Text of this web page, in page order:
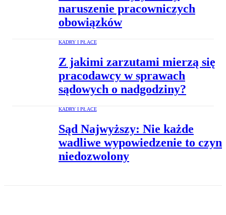
naruszenie pracowniczych
obowiązków
KADRY I PŁACE
Z jakimi zarzutami mierzą się
pracodawcy w sprawach
sądowych o nadgodziny?
KADRY I PŁACE
Sąd Najwyższy: Nie każde
wadliwe wypowiedzenie to czyn
niedozwolony